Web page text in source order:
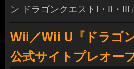
ン ドラゴンクエストI・II・III
Wii／Wii U『ドラゴ
公式サイトプレオー